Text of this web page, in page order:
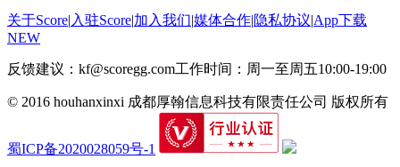
关于Score| 入驻Score|加入我们|媒体合作|隐私协议|App下载
NEW
反馈建议：kf@scoregg.com工作时间：周一至周五10:00-19:00
© 2016 houhanxinxi 成都厚翰信息科技有限责任公司 版权所有
蜀ICP备2020028059号-1